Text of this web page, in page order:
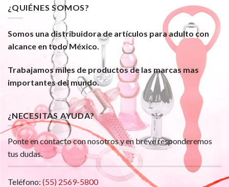
¿QUIÉNES SOMOS?
Somos una distribuidora de artículos para adulto con
alcance en todo México.
Trabajamos miles de productos de las marcas mas
importantes del mundo.
¿NECESITAS AYUDA?
Ponte en contacto con nosotros y en breve responderemos
tus dudas.
Teléfono: (55) 2569-5800